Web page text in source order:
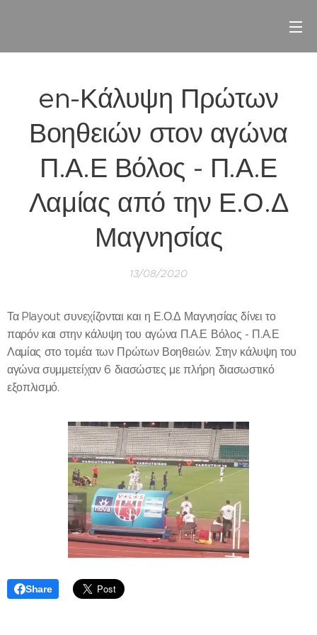
en-Κάλυψη Πρώτων
Βοηθειών στον αγώνα
Π.Α.Ε Βόλος - Π.Α.Ε
Λαμίας από την Ε.Ο.Δ
Μαγνησίας
13/08/2020
Τα Playout συνεχίζονται και η Ε.Ο.Δ Μαγνησίας δίνει το
παρόν και στην κάλυψη του αγώνα Π.Α.Ε Βόλος - Π.Α.Ε
Λαμίας στο τομέα των Πρώτων Βοηθειών. Στην κάλυψη του
αγώνα συμμετείχαν 6 διασώστες με πλήρη διασωστικό
εξοπλισμό.
Share